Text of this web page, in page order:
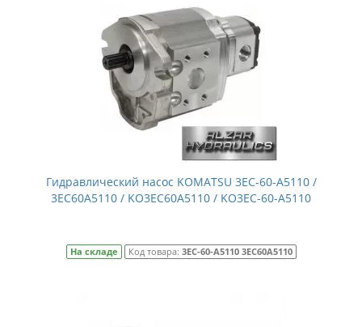
Гидравлический насос KOMATSU 3EC-60-A5110 /
3EC60A5110 / KO3EC60A5110 / KO3EC-60-A5110
На складе Код товара: 3EC-60-A5110 3EC60A5110